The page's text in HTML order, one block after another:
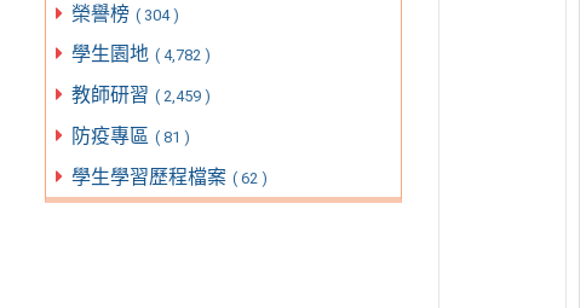
榮譽榜 ( 304 )
學生園地 ( 4,782 )
教師研習 ( 2,459 )
防疫專區 ( 81 )
學生學習歷程檔案 ( 62 )